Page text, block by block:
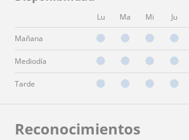
Lu Ma Mi Ju
Mañana
Mediodía
Tarde
Reconocimientos